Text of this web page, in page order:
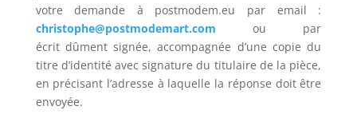
votre demande à postmodem.eu par email :
christophe@postmodemart.com ou par
écrit dûment signée, accompagnée d’une copie du
titre d’identité avec signature du titulaire de la pièce,
en précisant l’adresse à laquelle la réponse doit être
envoyée.